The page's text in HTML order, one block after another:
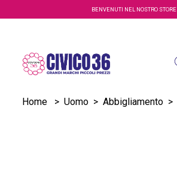
Salta al contenuto principaleBENVENUTI NEL NOSTRO STORE
Home > Uomo > Abbigliamento >